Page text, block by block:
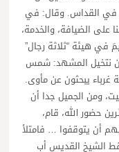
في القداس. وقال: في
على الضيافة، والخدمة،
في هيئة “ثلاثة رجال”
أن نتخيل المشهد: شمس
غرباء يبحثون عن مأوى.
ومن الجميل جدا أن
حضور الله، قام،
أن يتوقفوا … فامتلأ
الشيخ القديس أب